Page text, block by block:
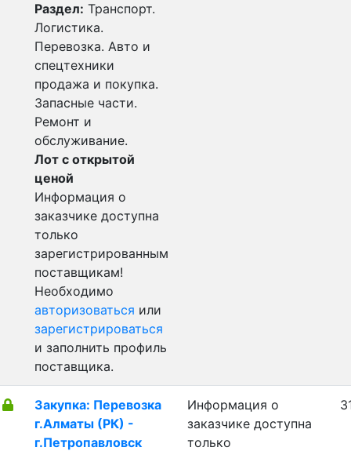
Раздел: Транспорт.
Логистика.
Перевозка. Авто и
спецтехники
продажа и покупка.
Запасные части.
Ремонт и
обслуживание.
Лот с открытой
ценой
Информация о
заказчике доступна
только
зарегистрированным
поставщикам!
Необходимо
авторизоваться или
зарегистрироваться
и заполнить профиль
поставщика.
Закупка: Перевозка
г.Алматы (РК) -
г.Петропавловск
Информация о
заказчике доступна
только